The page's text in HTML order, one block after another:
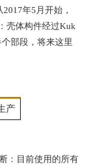
年5月开始，
壳体构件经过Kuk
部段，将来这里
产
：目前使用的所有